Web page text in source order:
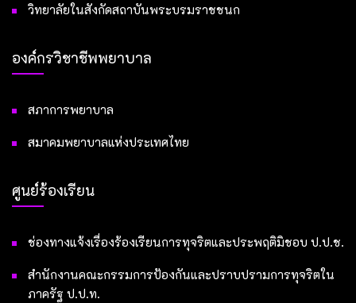
วิทยาลัยในสังกัดสถาบันพระบรมราชชนก
องค์กรวิชาชีพพยาบาล
สภาการพยาบาล
สมาคมพยาบาลแห่งประเทศไทย
ศูนย์ร้องเรียน
ช่องทางแจ้งเรื่องร้องเรียนการทุจริตและประพฤติมิชอบ ป.ป.ช.
สำนักงานคณะกรรมการป้องกันและปราบปรามการทุจริตใน
ภาครัฐ ป.ป.ท.